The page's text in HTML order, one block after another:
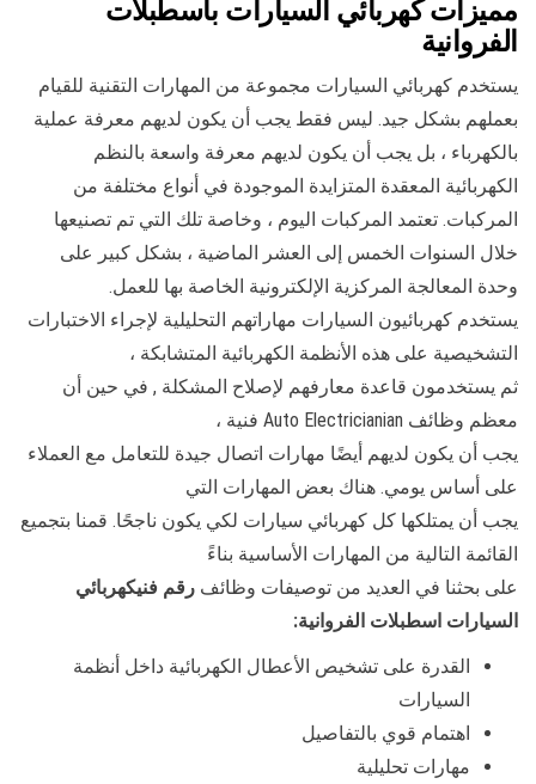
مميزات كهربائي السيارات باسطبلات
الفروانية
يستخدم كهربائي السيارات مجموعة من المهارات التقنية للقيام
بعملهم بشكل جيد. ليس فقط يجب أن يكون لديهم معرفة عملية
بالكهرباء ، بل يجب أن يكون لديهم معرفة واسعة بالنظم
الكهربائية المعقدة المتزايدة الموجودة في أنواع مختلفة من
المركبات. تعتمد المركبات اليوم ، وخاصة تلك التي تم تصنيعها
خلال السنوات الخمس إلى العشر الماضية ، بشكل كبير على
وحدة المعالجة المركزية الإلكترونية الخاصة بها للعمل.
يستخدم كهربائيون السيارات مهاراتهم التحليلية لإجراء الاختبارات
التشخيصية على هذه الأنظمة الكهربائية المتشابكة ،
ثم يستخدمون قاعدة معارفهم لإصلاح المشكلة , في حين أن
معظم وظائف Auto Electricianian فنية ،
يجب أن يكون لديهم أيضًا مهارات اتصال جيدة للتعامل مع العملاء
على أساس يومي. هناك بعض المهارات التي
يجب أن يمتلكها كل كهربائي سيارات لكي يكون ناجحًا. قمنا بتجميع
القائمة التالية من المهارات الأساسية بناءً
على بحثنا في العديد من توصيفات وظائف رقم فنيكهربائي
السيارات اسطبلات الفروانية:
القدرة على تشخيص الأعطال الكهربائية داخل أنظمة
السيارات
اهتمام قوي بالتفاصيل
مهارات تحليلية